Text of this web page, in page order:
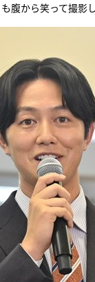
から笑って撮影